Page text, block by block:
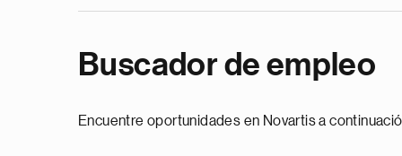
Buscador de empleo
Encuentre oportunidades en Novartis a